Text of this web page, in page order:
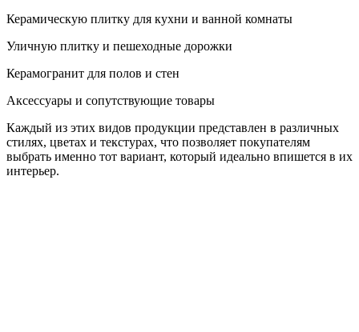
Керамическую плитку для кухни и ванной комнаты
Уличную плитку и пешеходные дорожки
Керамогранит для полов и стен
Аксессуары и сопутствующие товары
Каждый из этих видов продукции представлен в различных
стилях, цветах и текстурах, что позволяет покупателям
выбрать именно тот вариант, который идеально впишется в их
интерьер.